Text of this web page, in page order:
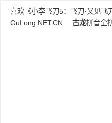
喜欢《小李飞刀5：飞刀·又见飞
GuLong.NET.CN
古龙拼音全